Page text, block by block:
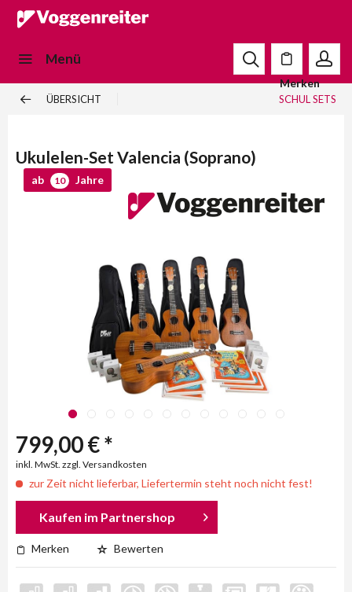
Menü
Merken
ÜBERSICHT SCHUL SETS
Ukulelen-Set Valencia (Soprano)
ab 10 Jahre
799,00 € *
inkl. MwSt. zzgl. Versandkosten
zur Zeit nicht lieferbar, Liefertermin steht noch nicht fest!
Kaufen im Partnershop
Merken Bewerten